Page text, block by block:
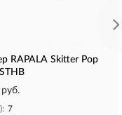
RAPALA Skitter Pop
7